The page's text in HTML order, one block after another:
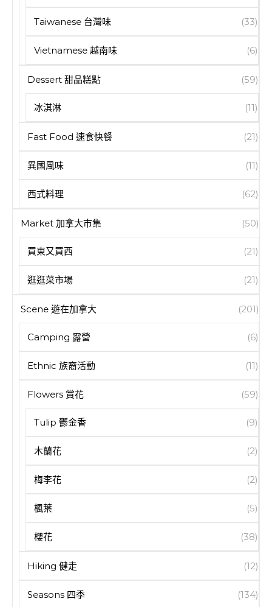
Taiwanese 台灣味 (33)
Vietnamese 越南味 (6)
Dessert 甜品糕點 (59)
冰淇淋 (11)
Fast Food 速食快餐 (21)
異國風味 (11)
西式料理 (62)
Market 加拿大市集 (50)
買東又買西 (21)
逛逛菜市場 (21)
Scene 遊在加拿大 (201)
Camping 露營 (6)
Ethnic 族裔活動 (11)
Flowers 賞花 (59)
Tulip 鬱金香 (9)
木蘭花 (2)
梅李花 (2)
楓葉 (5)
櫻花 (38)
Hiking 健走 (12)
Seasons 四季 (134)